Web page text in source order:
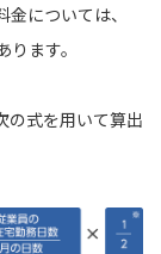
については、
ます。
の式を用いて算出